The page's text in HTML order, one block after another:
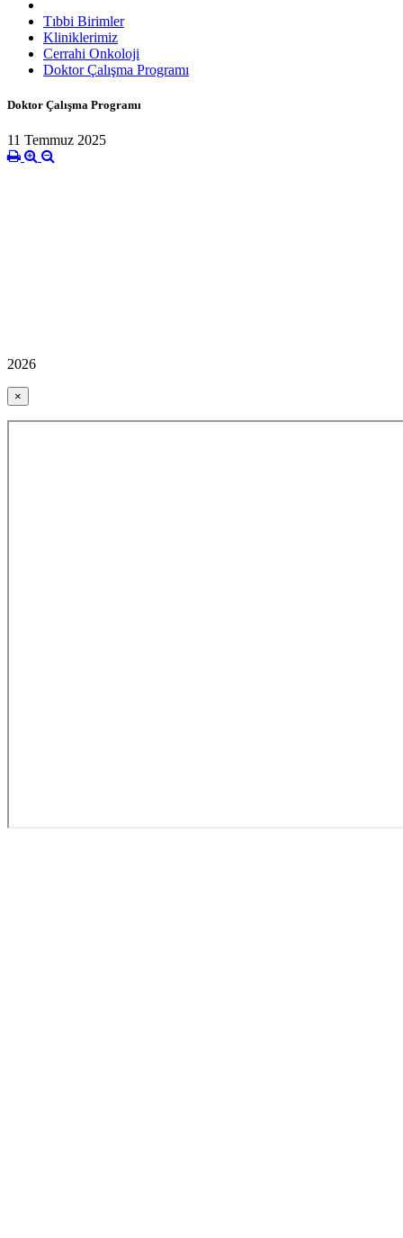
Tıbbi Birimler
Kliniklerimiz
Cerrahi Onkoloji
Doktor Çalışma Programı
Doktor Çalışma Programı
11 Temmuz 2025
2026
×